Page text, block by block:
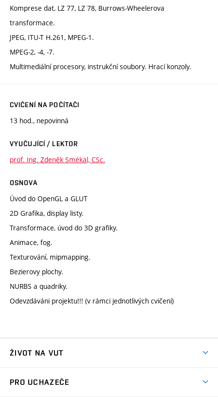
Komprese dat, LZ 77, LZ 78, Burrows-Wheelerova
transformace.
JPEG, ITU-T H.261, MPEG-1.
MPEG-2, -4, -7.
Multimediální procesory, instrukční soubory. Hrací konzoly.
CVIČENÍ NA POČÍTAČI
13 hod., nepovinná
VYUČUJÍCÍ / LEKTOR
prof. Ing. Zdeněk Smékal, CSc.
OSNOVA
Úvod do OpenGL a GLUT
2D Grafika, display listy.
Transformace, úvod do 3D grafiky.
Animace, fog.
Texturování, mipmapping.
Bezierovy plochy.
NURBS a quadriky.
Odevzdáváni projektu!!! (v rámci jednotlivých cvičení)
ŽIVOT NA VUT
PRO UCHAZEČE